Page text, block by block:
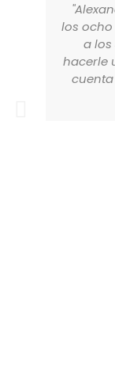
los
a
hacerle